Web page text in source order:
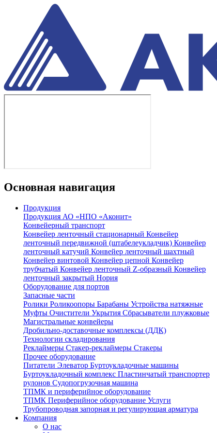
Основная навигация
Продукция
Продукция АО «НПО «Аконит»
Конвейерный транспорт
Конвейер ленточный стационарный Конвейер
ленточный передвижной (штабелеукладчик) Конвейер
ленточный катучий Конвейер ленточный шахтный
Конвейер винтовой Конвейер цепной Конвейер
трубчатый Конвейер ленточный Z-образный Конвейер
ленточный закрытый Нория
Оборудование для портов
Запасные части
Ролики Роликоопоры Барабаны Устройства натяжные
Муфты Очистители Укрытия Сбрасыватели плужковые
Магистральные конвейеры
Дробильно-доставочные комплексы (ДДК)
Технологии складирования
Реклаймеры Стакер-реклаймеры Стакеры
Прочее оборудование
Питатели Элеватор Буртоукладочные машины
Буртоукладочный комплекс Пластинчатый транспортер
рулонов Судопогрузочная машина
ТПМК и периферийное оборудование
ТПМК Периферийное оборудование Услуги
Трубопроводная запорная и регулирующая арматура
Компания
О нас